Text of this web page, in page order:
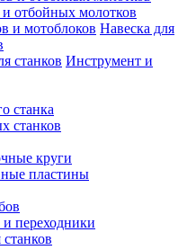
отбойных молотков
Навеска для
Инструмент и
станка
станков
круги
пластины
переходники